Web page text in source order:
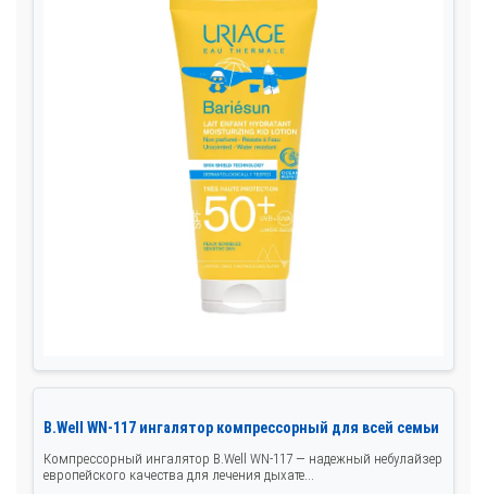
B.Well WN-117 ингалятор компрессорный для всей семьи
Компрессорный ингалятор B.Well WN-117 — надежный небулайзер
европейского качества для лечения дыхате...